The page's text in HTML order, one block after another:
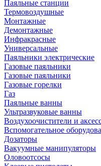
Паяльные станции
Термовоздушные
Монтажные
Демонтажные
Инфракрасные
Универсальные
Паяльники электрические
Газовые паяльники
Газовые паяльники
Газовые горелки
Газ
Паяльные ванны
Ультразвуковые ванны
Воздухоочистители и
Вспомогательное
Дозаторы
Вакуумные манипуляторы
Оловоотсосы